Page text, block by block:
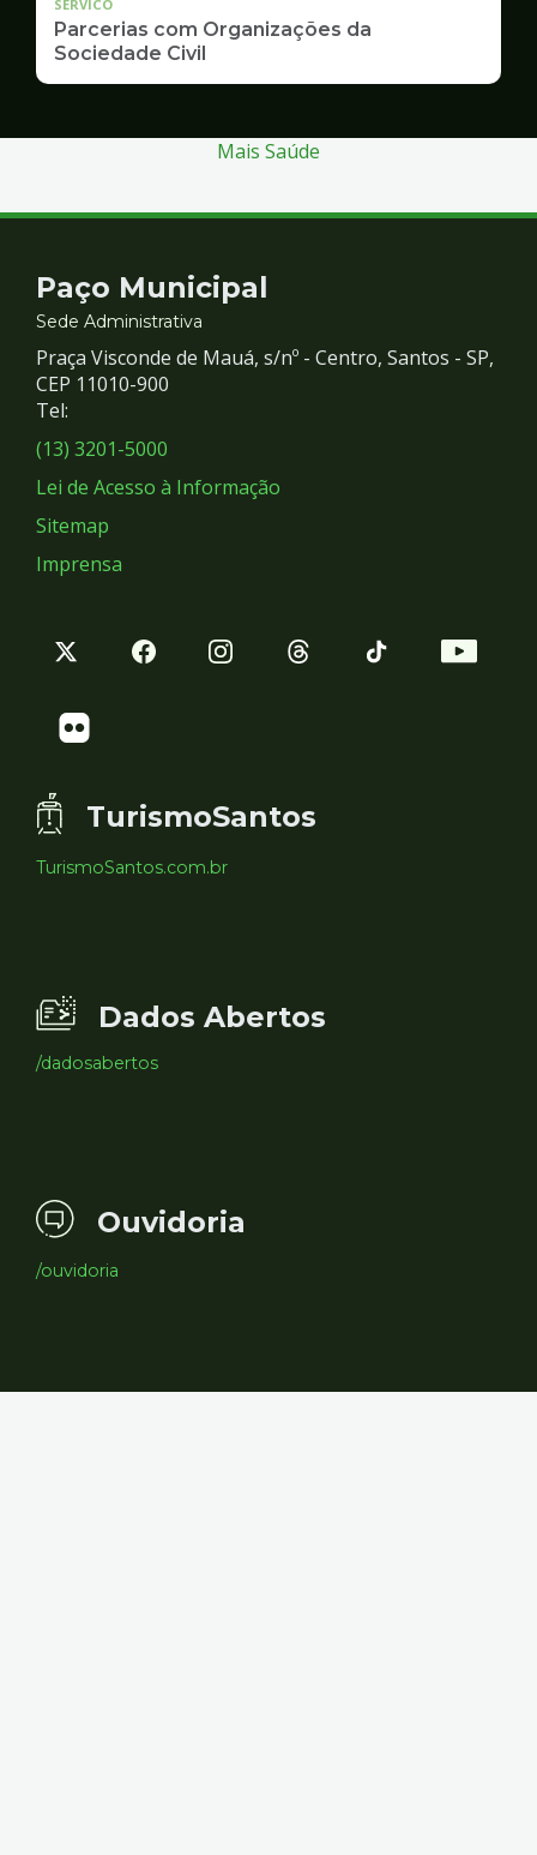
SERVICO
Parcerias com Organizações da
Sociedade Civil
Mais Saúde
Contato
e
Redes
Sociais
Paço Municipal
Sede Administrativa
Praça Visconde de Mauá, s/nº - Centro, Santos - SP,
CEP 11010-900
Tel:
(13) 3201-5000
Lei de Acesso à Informação
Sitemap
Imprensa
TurismoSantos
TurismoSantos.com.br
Dados Abertos
/dadosabertos
Ouvidoria
/ouvidoria